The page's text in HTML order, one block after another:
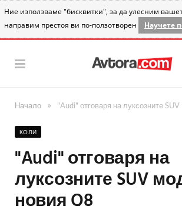
Ние използваме "бисквитки", за да улесним
направим престоя ви по-ползотворен
Научете
Начало » "Audi" отговаря на луксозните
КОЛИ
"Audi" отговаря на
луксозните SUV